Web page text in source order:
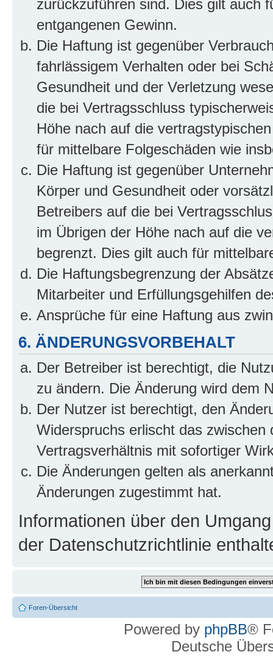
zurückzuführen sind. Dies gilt auch
entgangenen Gewinn.
Die Haftung ist gegenüber
fahrlässigem Verhalten oder bei
Gesundheit und der Verletzung
die bei Vertragsschluss
Höhe nach auf die
für mittelbare Folgeschäden wie
Die Haftung ist gegenüber
Körper und Gesundheit oder
Betreibers auf die bei
im Übrigen der Höhe nach auf die
begrenzt. Dies gilt auch für
Die Haftungsbegrenzung der
Mitarbeiter und Erfüllungsgehilfen
Ansprüche für eine Haftung aus
6. ÄNDERUNGSVORBEHALT
Der Betreiber ist berechtigt, die
zu ändern. Die Änderung wird dem
Der Nutzer ist berechtigt, den
Widerspruchs erlischt das
Vertragsverhältnis mit sofortiger
Die Änderungen gelten als
Änderungen zugestimmt hat.
Informationen über den
der Datenschutzrichtlinie
Foren-Übersicht
Powered by phpBB®
Deutsche